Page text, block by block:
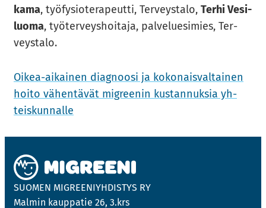
ka­ma, työ­fy­sio­te­ra­peut­ti, Ter­veys­ta­lo, Terhi Ve­si­
luo­ma, työ­ter­veys­hoi­ta­ja, pal­ve­lue­si­mies, Ter­
veys­ta­lo.
Oikea-​aikainen diag­noo­si ja ko­ko­nais­val­tai­nen
hoito vä­hen­tä­vät migree­nin kus­tan­nuk­sia yh­
teis­kun­nal­le
SUO­MEN MIGREE­NIYH­DIS­TYS RY
Mal­min kaup­pa­tie 26, 3.krs